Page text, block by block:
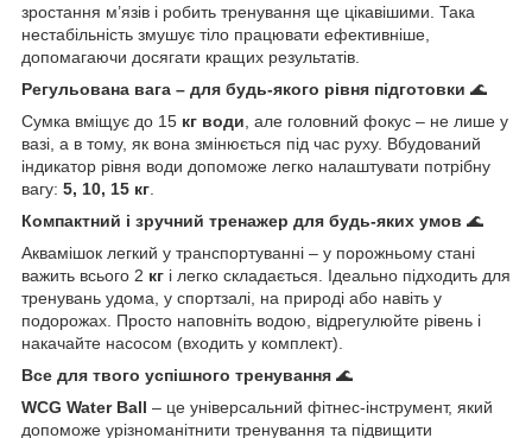
зростання м’язів і робить тренування ще цікавішими. Така
нестабільність змушує тіло працювати ефективніше,
допомагаючи досягати кращих результатів.
Регульована вага – для будь-якого рівня підготовки 🌊
Сумка вміщує до 15 кг води , але головний фокус – не лише у
вазі, а в тому, як вона змінюється під час руху. Вбудований
індикатор рівня води допоможе легко налаштувати потрібну
вагу: 5, 10, 15 кг
Компактний і зручний тренажер для будь-яких умов 🌊
Аквамішок легкий у транспортуванні – у порожньому стані
важить всього 2 кг і легко складається. Ідеально підходить для
тренувань удома, у спортзалі, на природі або навіть у
подорожах. Просто наповніть водою, відрегулюйте рівень і
накачайте насосом (входить у комплект).
Все для твого успішного тренування 🌊
WCG Water Ball – це універсальний фітнес-інструмент, який
допоможе урізноманітнити тренування та підвищити